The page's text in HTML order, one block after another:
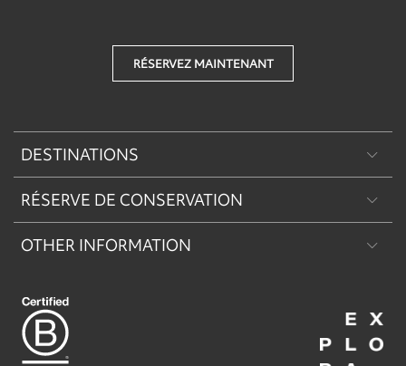
RÉSERVEZ MAINTENANT
DESTINATIONS
Patagonie
Machu Picchu & Sacred Valley
Easter Island
RÉSERVE DE CONSERVATION
Réserve de Conservation Explora Torres del Paine
OTHER INFORMATION